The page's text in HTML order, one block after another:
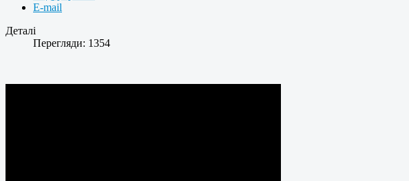
E-mail
Деталі
Перегляди: 1354